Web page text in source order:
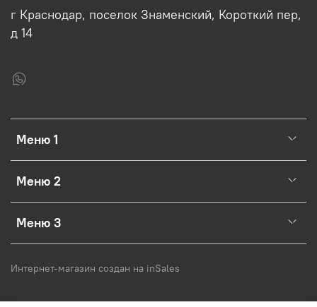
Меню 1
Меню 2
Меню 3
г Краснодар, поселок Знаменский, Короткий пер,
д 14
Интернет-магазин создан на inSales